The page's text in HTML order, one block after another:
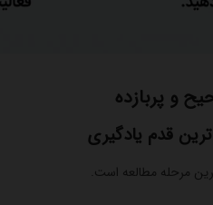
و پربازده
مرحله مطالعه است.